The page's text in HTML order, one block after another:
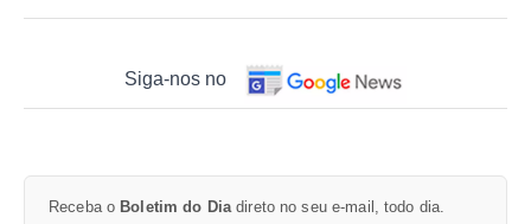
Siga-nos no
Receba o Boletim do Dia direto no seu e-mail, todo dia.